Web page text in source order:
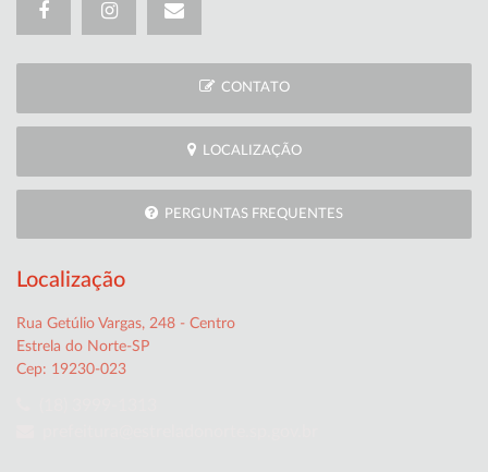
CONTATO
LOCALIZAÇÃO
PERGUNTAS FREQUENTES
Localização
Rua Getúlio Vargas, 248 - Centro
Estrela do Norte-SP
Cep: 19230-023